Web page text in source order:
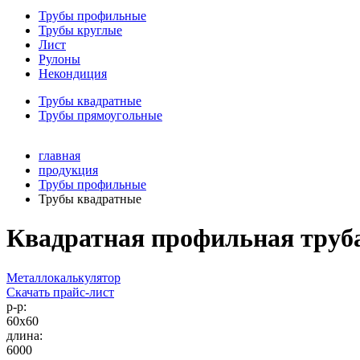
Трубы профильные
Трубы круглые
Лист
Рулоны
Некондиция
Трубы квадратные
Трубы прямоугольные
главная
продукция
Трубы профильные
Трубы квадратные
Квадратная профильная
Металлокалькулятор
Скачать прайс-лист
р-р:
60х60
длина:
6000